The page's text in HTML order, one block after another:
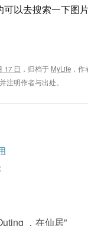
以去搜索一下图片
17 日 ，归档于 MyLife ，作
注明作者与出处。
，在仙居”